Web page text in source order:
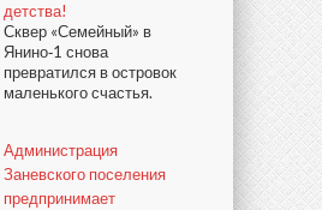
детства!
Сквер «Семейный» в
Янино‑1 снова
превратился в островок
маленького счастья.
Администрация
Заневского поселения
предпринимает